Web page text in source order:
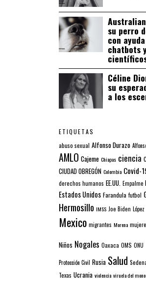
su perro
con
chatbots
Céline
su
a los
ETIQUETAS
abuso sexual Alfonso Durazo
AMLO Cajeme Chiapas ciencia
CIUDAD OBREGÓN Colombia Covid-
derechos humanos EE.UU. Empalme
Estados Unidos Farandula futbol
Hermosillo IMSS Joe Biden
Mexico migrantes Morena
Niños Nogales Oaxaca OMS ONU
Protección Civil Rusia Salud
Texas Ucrania violencia viruela del mono